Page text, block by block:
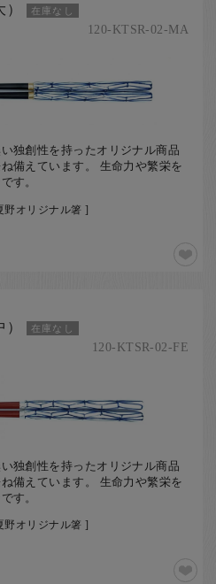
在庫なし
120-KTSR-02-MA
独創性を持ったオリジナル商品
備えています。 生命力や繁栄を
す。
野オリジナル箸 ]
在庫なし
120-KTSR-02-FE
独創性を持ったオリジナル商品
備えています。 生命力や繁栄を
す。
野オリジナル箸 ]